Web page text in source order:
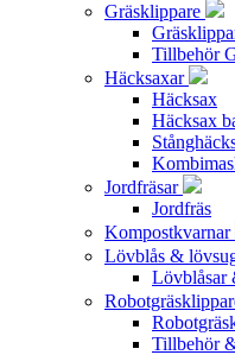
Gräsklippare
Tillbehör
Häcksaxar
Häcksax
Häcksax
Jordfräsar
Jordfräs
Kompostkvarnar
Lövblås &
Lövblåsar
Tillbehör